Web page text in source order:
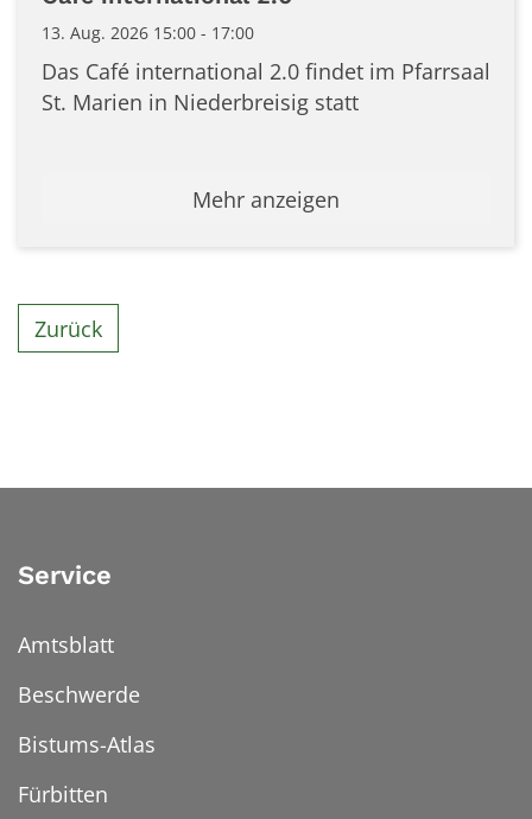
13. Aug. 2026 15:00 - 17:00
Das Café international 2.0 findet im Pfarrsaal
St. Marien in Niederbreisig statt
Mehr anzeigen
Zurück
Service
Amtsblatt
Beschwerde
Bistums-Atlas
Fürbitten